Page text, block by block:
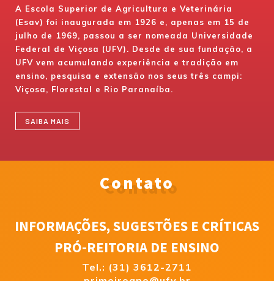
A Escola Superior de Agricultura e Veterinária
(Esav) foi inaugurada em 1926 e, apenas em 15 de
julho de 1969, passou a ser nomeada Universidade
Federal de Viçosa (UFV). Desde de sua fundação, a
UFV vem acumulando experiência e tradição em
ensino, pesquisa e extensão nos seus três campi:
Viçosa, Florestal e Rio Paranaíba.
SAIBA MAIS
Contato
INFORMAÇÕES, SUGESTÕES E CRÍTICAS
PRÓ-REITORIA DE ENSINO
Tel.: (31) 3612-2711